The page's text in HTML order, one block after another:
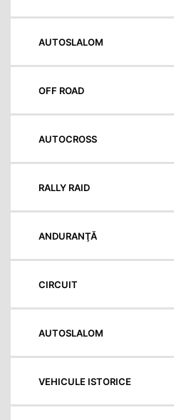
AUTOSLALOM
OFF ROAD
AUTOCROSS
RALLY RAID
ANDURANŢĂ
CIRCUIT
AUTOSLALOM
VEHICULE ISTORICE